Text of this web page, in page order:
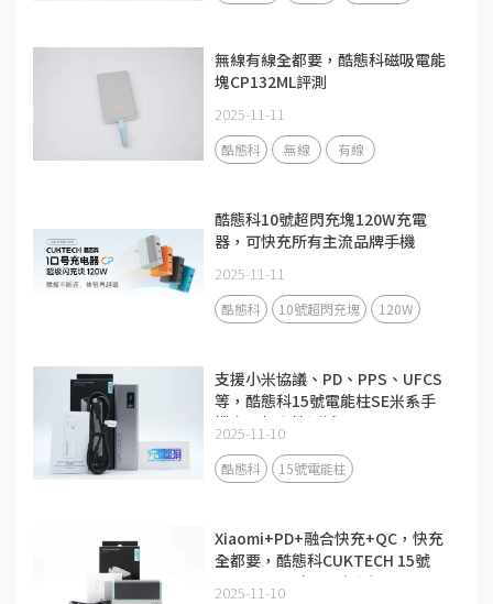
無線有線全都要，酷態科磁吸電能
塊CP132ML評測
2025-11-11
酷態科 無線 有線
酷態科10號超閃充塊120W充電
器，可快充所有主流品牌手機
2025-11-11
酷態科 10號超閃充塊 120W
支援小米協議、PD、PPS、UFCS
等，酷態科15號電能柱SE米系手
機充電相容性測試
2025-11-10
酷態科 15號電能柱
Xiaomi+PD+融合快充+QC，快充
全都要，酷態科CUKTECH 15號
140W 3C1A充電器評測
2025-11-10